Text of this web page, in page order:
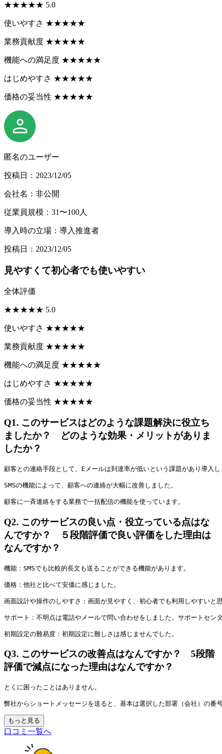
★★★★★ 5.0
使いやすさ ★★★★★
業務貢献度 ★★★★★
機能への満足度 ★★★★★
はじめやすさ ★★★★★
価格の妥当性 ★★★★★
匿名のユーザー
投稿日：2023/12/05
会社名：非公開
従業員規模：31〜100人
導入時の立場：導入推進者
投稿日：2023/12/05
見やすくて初心者でも使いやすい
全体評価
★★★★★ 5.0
使いやすさ ★★★★★
業務貢献度 ★★★★★
機能への満足度 ★★★★★
はじめやすさ ★★★★★
価格の妥当性 ★★★★★
Q1. このサービスはどのような課題解決に役立ち
ましたか？ どのような効果・メリットがありま
したか？
顧客との連絡手段として、Eメールは到達率が低いという課題があり導入
SMSの機能によって、顧客への連絡が大幅に改善しました。
顧客に一斉連絡をする業務で一括配信の機能を使っています。
Q2. このサービスの良い点・役立っている点はな
んですか？ ５段階評価で良い評価をした理由は
なんですか？
機能：SMSでも比較的長文も送ることができる機能があります。
価格：他社と比べて安価に感じました。
画面設計や操作のしやすさ：画面が見やすく、初心者でも利用しやすいと
サポート：不明点は電話やメールで問い合わせをしました。サポートセン
初期設定の難易度：初期設定に難しさは感じませんでした。
Q3. このサービスの改善点はなんですか？ 5段階
評価で減点になった理由はなんですか？
とくに困ったことはありません。
弊社からショートメッセージを送ると、基本は選択した部署（会社）の
もっと見る
口コミ一覧へ